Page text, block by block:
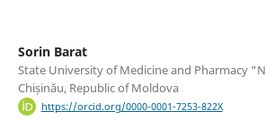
Sorin Barat
State University of Medicine and Pharmacy
Chișinău, Republic of Moldova
https://orcid.org/0000-0001-7253-822X